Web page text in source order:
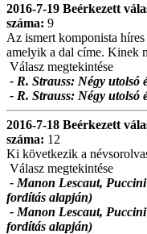
2016-7-19 Beérkezett
száma: 9
Az ismert komponista
amelyik a dal címe. Kinek
Válasz megtekintése
- R. Strauss: Négy utolsó
- R. Strauss: Négy utolsó
2016-7-18 Beérkezett
száma: 12
Ki következik a
Válasz megtekintése
- Manon Lescaut,
fordítás alapján)
- Manon Lescaut,
fordítás alapján)